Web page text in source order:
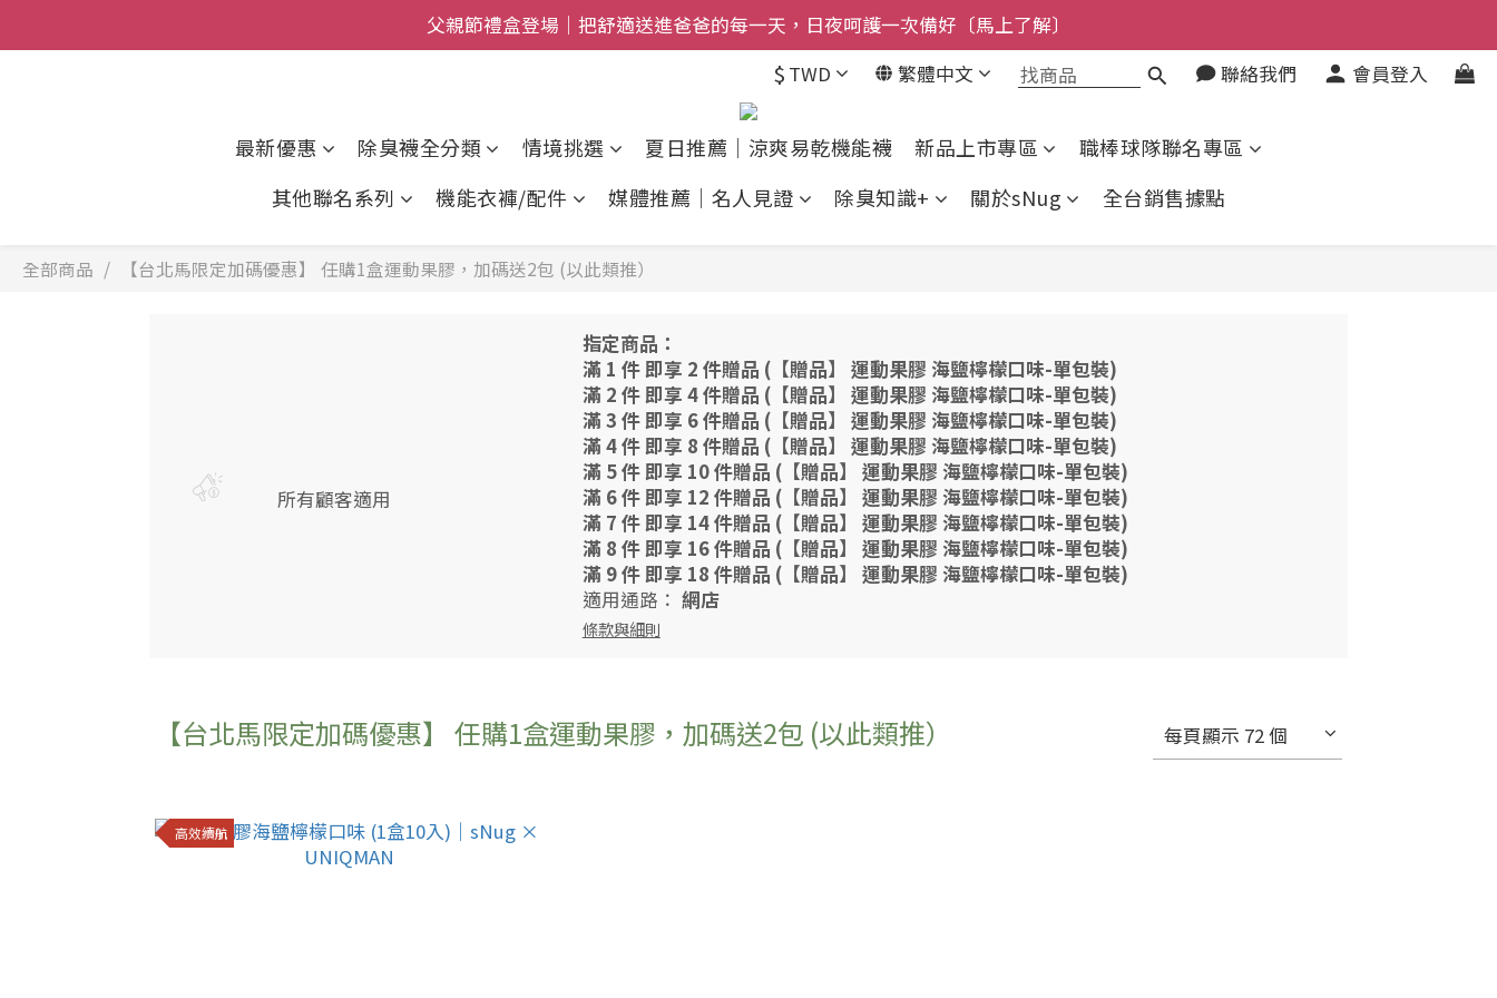
全館$800免運｜任搭８折起｜滿額再送新品-悠哉斑馬襪〔立即了解〕
父親節禮盒登場｜把舒適送進爸爸的每一天，日夜呵護一次備好〔馬上了解〕
全館$800免運｜任搭８折起｜滿額再送新品-悠哉斑馬襪〔立即了解〕
$ TWD 繁體中文 聯絡我們 會員登入
最新優惠 除臭襪全分類 情境挑選 夏日推薦｜涼爽易乾機能襪 新品上市專區
職棒球隊聯名專區
其他聯名系列
機能衣褲/配件 媒體推薦｜名人見證 除臭知識+ 關於sNug 全台銷售據點
全部商品 【台北馬限定加碼優惠】 任購1盒運動果膠，加碼送2包 (以此類推）
所有顧客適用
指定商品：
滿 1 件 即享 2 件贈品 (【贈品】 運動果膠 海鹽檸檬口味-單包裝)
滿 2 件 即享 4 件贈品 (【贈品】 運動果膠 海鹽檸檬口味-單包裝)
滿 3 件 即享 6 件贈品 (【贈品】 運動果膠 海鹽檸檬口味-單包裝)
滿 4 件 即享 8 件贈品 (【贈品】 運動果膠 海鹽檸檬口味-單包裝)
滿 5 件 即享 10 件贈品 (【贈品】 運動果膠 海鹽檸檬口味-單包裝)
滿 6 件 即享 12 件贈品 (【贈品】 運動果膠 海鹽檸檬口味-單包裝)
滿 7 件 即享 14 件贈品 (【贈品】 運動果膠 海鹽檸檬口味-單包裝)
滿 8 件 即享 16 件贈品 (【贈品】 運動果膠 海鹽檸檬口味-單包裝)
滿 9 件 即享 18 件贈品 (【贈品】 運動果膠 海鹽檸檬口味-單包裝)
適用通路： 網店
條款與細則
【台北馬限定加碼優惠】 任購1盒運動果膠，加碼送2包 (以此類推） 每頁顯示 72 個
高效續航